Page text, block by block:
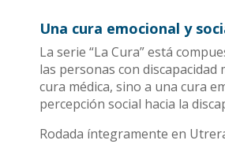
Una cura emocional y
La serie “La Cura” está
las personas con
cura médica, sino a una cura
percepción social hacia la
Rodada íntegramente en